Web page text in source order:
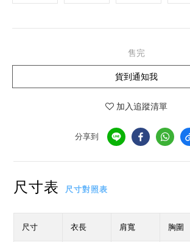
售完
貨到通知我
加入追蹤清單
分享到
尺寸表 尺寸對照表
尺寸 衣長 肩寬 胸圍